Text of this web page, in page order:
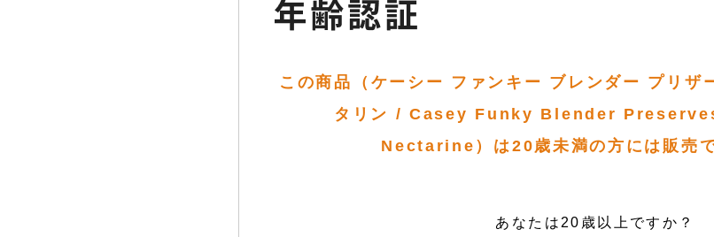
この商品（ケーシー ファンキー ブレンダー プリザ
タリン / Casey Funky Blender
Nectarine）は20歳未満の方には販売で
あなたは20歳以上ですか？